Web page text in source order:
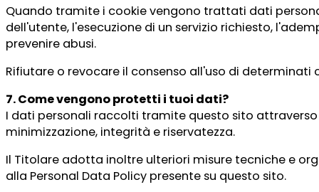
Quando tramite i cookie vengono trattati dati
dell'utente, l'esecuzione di un servizio richiesto,
prevenire abusi.
Rifiutare o revocare il consenso all'uso di
7. Come vengono protetti i tuoi dati?
I dati personali raccolti tramite questo sito
minimizzazione, integrità e riservatezza.
Il Titolare adotta inoltre ulteriori misure tecniche e
alla Personal Data Policy presente su questo sito.